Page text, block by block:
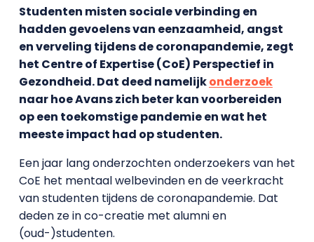
Studenten misten sociale verbinding en
hadden gevoelens van eenzaamheid, angst
en verveling tijdens de coronapandemie, zegt
het Centre of Expertise (CoE) Perspectief in
Gezondheid. Dat deed namelijkonderzoek
naar hoe Avans zich beter kan voorbereiden
op een toekomstige pandemie en wat het
meeste impact had op studenten.
Een jaar lang onderzochten onderzoekers van het
CoE het mentaal welbevinden en de veerkracht
van studenten tijdens de coronapandemie. Dat
deden ze in co-creatie met alumni en
(oud-)studenten.